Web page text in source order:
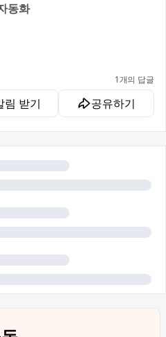
동화
1개의 답글
림 받기 공유하기